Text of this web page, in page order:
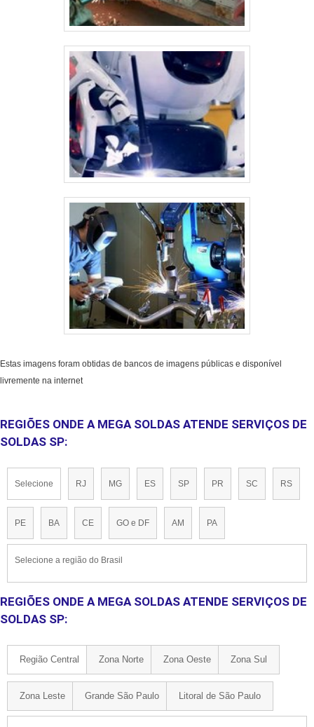
Estas imagens foram obtidas de bancos de imagens públicas e disponível
livremente na internet
REGIÕES ONDE A MEGA SOLDAS ATENDE SERVIÇOS DE
SOLDAS SP:
Selecione RJ MG ES SP PR SC RS
PE BA CE GO e DF AM PA
Selecione a região do Brasil
REGIÕES ONDE A MEGA SOLDAS ATENDE SERVIÇOS DE
SOLDAS SP:
Região Central Zona Norte Zona Oeste Zona Sul
Zona Leste Grande São Paulo Litoral de São Paulo